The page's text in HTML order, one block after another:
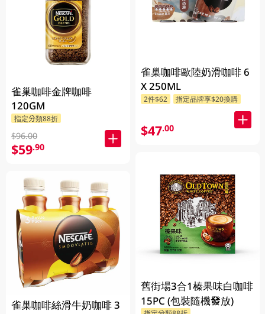
雀巢咖啡金牌咖啡
120GM
指定分類88折
$96.00
$59.90
雀巢咖啡絲滑牛奶咖啡 3
雀巢咖啡歐陸奶滑咖啡 6
X 250ML
2件$62 指定品牌享$20換購
$47.00
舊街場3合1榛果味白咖啡
15PC (包裝隨機發放)